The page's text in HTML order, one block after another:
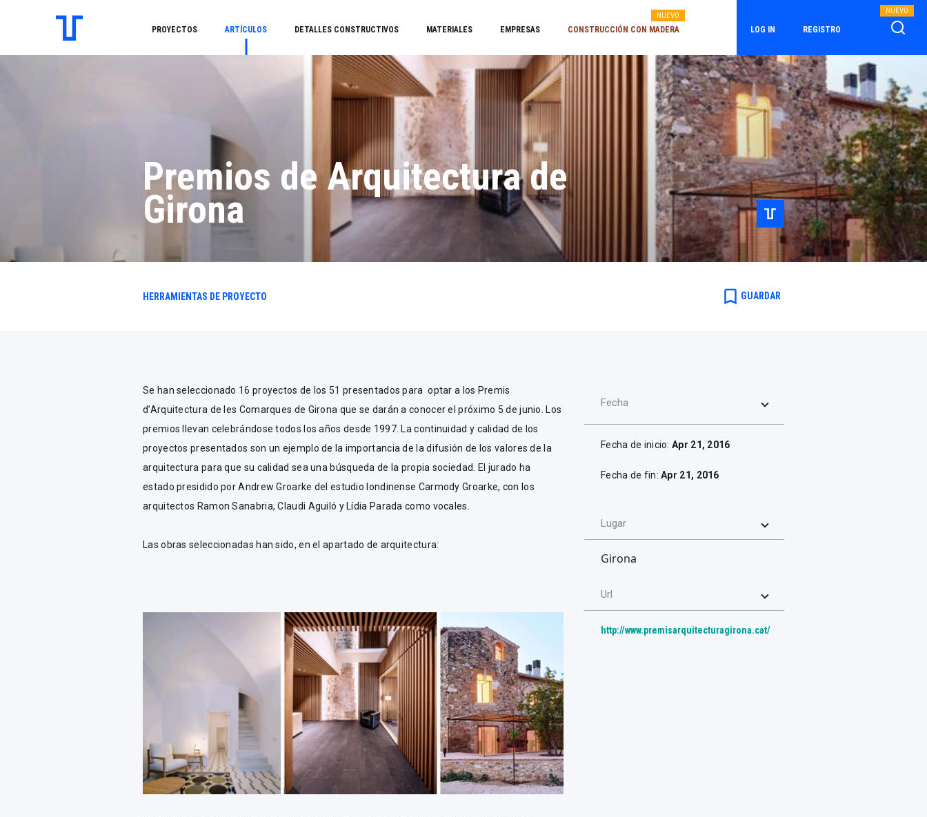
PROYECTOS ARTÍCULOS DETALLES CONSTRUCTIVOS MATERIALES EMPRESAS CONSTRUCCIÓN CON MADERA
NUEVO
LOG IN REGISTRO
NUEVO
Premios de Arquitectura de
Girona
HERRAMIENTAS DE PROYECTO bookmark_border GUARDAR
Se han seleccionado 16 proyectos de los 51 presentados para optar a los Premis
d’Arquitectura de les Comarques de Girona que se darán a conocer el próximo 5 de junio. Los
premios llevan celebrándose todos los años desde 1997. La continuidad y calidad de los
proyectos presentados son un ejemplo de la importancia de la difusión de los valores de la
arquitectura para que su calidad sea una búsqueda de la propia sociedad. El jurado ha
estado presidido por Andrew Groarke del estudio londinense Carmody Groarke, con los
arquitectos Ramon Sanabria, Claudi Aguiló y Lídia Parada como vocales.
Las obras seleccionadas han sido, en el apartado de arquitectura:
Fecha
Fecha de inicio:Apr 21, 2016
Fecha de fin:Apr 21, 2016
Lugar
Girona
Url
http://www.premisarquitecturagirona.cat/